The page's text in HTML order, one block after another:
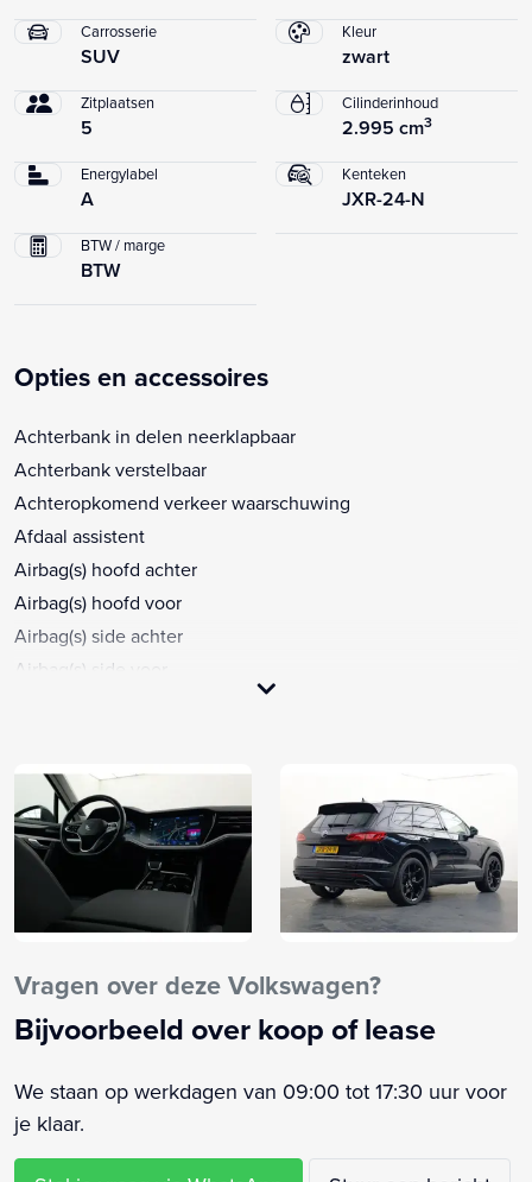
Carrosserie
SUV
Kleur
zwart
Zitplaatsen
5
Cilinderinhoud
2.995 cm3
Energylabel
A
Kenteken
JXR-24-N
BTW / marge
BTW
Opties en accessoires
Achterbank in delen neerklapbaar
Achterbank verstelbaar
Achteropkomend verkeer waarschuwing
Afdaal assistent
Airbag(s) hoofd achter
Airbag(s) hoofd voor
Airbag(s) side achter
Airbag(s) side voor
Alarm klasse 3
Anti Blokkeer Systeem
Anti doorSlip Regeling
Armsteun achter
Armsteun voor
Audio installatie
Autonomous Emergency Braking
Bandenspanningscontrolesysteem
Bluetooth
Boordcomputer
Bots waarschuwing systeem
Vragen over deze Volkswagen?
Bijvoorbeeld over koop of lease
We staan op werkdagen van 09:00 tot 17:30 uur voor
je klaar.